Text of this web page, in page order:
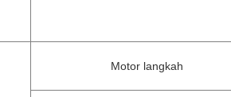
Motor langkah